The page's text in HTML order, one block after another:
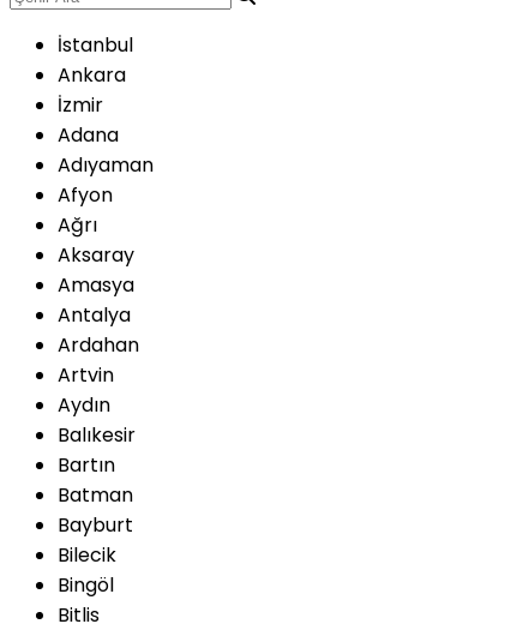
İstanbul
Ankara
İzmir
Adana
Adıyaman
Afyon
Ağrı
Aksaray
Amasya
Antalya
Ardahan
Artvin
Aydın
Balıkesir
Bartın
Batman
Bayburt
Bilecik
Bingöl
Bitlis